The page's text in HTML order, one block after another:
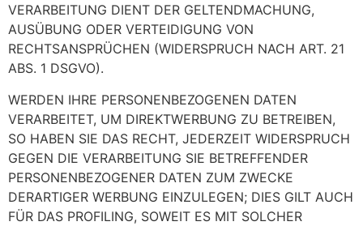
VERARBEITUNG DIENT DER GELTENDMACHUNG,
AUSÜBUNG ODER VERTEIDIGUNG VON
RECHTSANSPRÜCHEN (WIDERSPRUCH NACH ART. 21
ABS. 1 DSGVO).
WERDEN IHRE PERSONENBEZOGENEN DATEN
VERARBEITET, UM DIREKTWERBUNG ZU BETREIBEN,
SO HABEN SIE DAS RECHT, JEDERZEIT WIDERSPRUCH
GEGEN DIE VERARBEITUNG SIE BETREFFENDER
PERSONENBEZOGENER DATEN ZUM ZWECKE
DERARTIGER WERBUNG EINZULEGEN; DIES GILT AUCH
FÜR DAS PROFILING, SOWEIT ES MIT SOLCHER